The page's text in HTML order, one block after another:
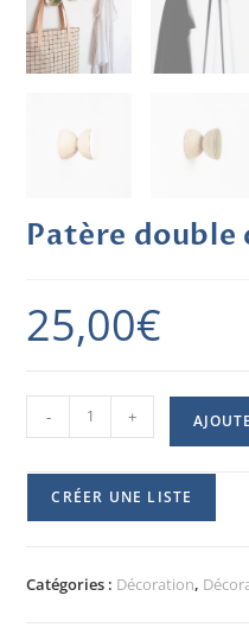
Patère double
25,00€
- +
CRÉER UNE LISTE
Catégories : Décoration,